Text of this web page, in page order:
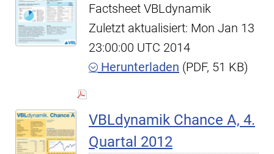
Factsheet VBLdynamik
Zuletzt aktualisiert: Mon Jan 13
23:00:00 UTC 2014
Herunterladen (PDF, 51 KB)
VBLdynamik Chance A, 4.
Quartal 2012